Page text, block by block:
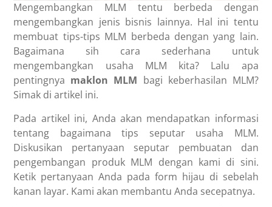
Mengembangkan MLM tentu berbeda dengan
mengembangkan jenis bisnis lainnya. Hal ini tentu
membuat tips-tips MLM berbeda dengan yang lain.
Bagaimana sih cara sederhana untuk
mengembangkan usaha MLM kita? Lalu apa
pentingnya maklon MLM bagi keberhasilan MLM?
Simak di artikel ini.
Pada artikel ini, Anda akan mendapatkan informasi
tentang bagaimana tips seputar usaha MLM.
Diskusikan pertanyaan seputar pembuatan dan
pengembangan produk MLM dengan kami di sini.
Ketik pertanyaan Anda pada form hijau di sebelah
kanan layar. Kami akan membantu Anda secepatnya.